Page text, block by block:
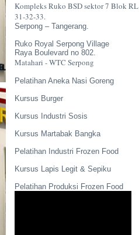
Kompleks Ruko BSD sektor 7 Blok RL
31-32-33.
Serpong – Tangerang.
Ruko Royal Serpong Village
Raya Boulevard no 802.
Matahari - WTC Serpong
Pelatihan Aneka Nasi Goreng
Kursus Burger
Kursus Industri Sosis
Kursus Martabak Bangka
Pelatihan Industri Frozen Food
Kursus Lapis Legit & Sepiku
Pelatihan Produksi Frozen Food